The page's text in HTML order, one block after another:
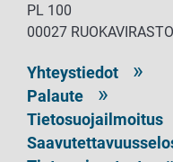
PL 100
00027 RUOKAVIRASTO
Yhteystiedot
Palaute
Tietosuojailmoitus